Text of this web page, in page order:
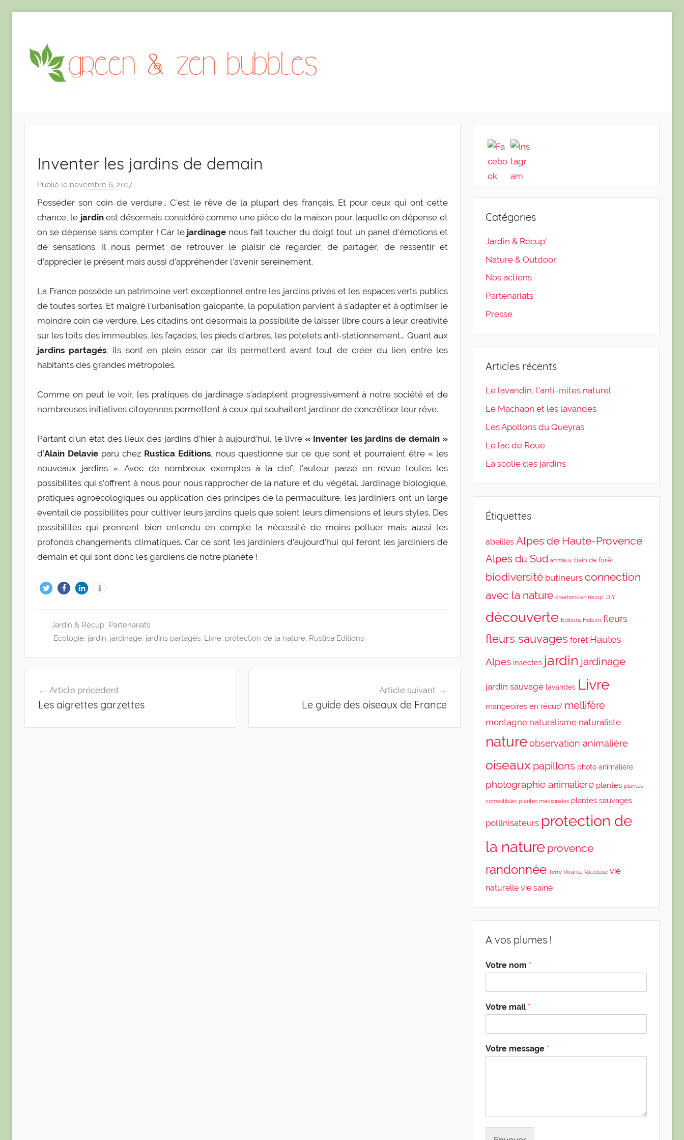
contenu
Inventer les jardins de demain
Publié le novembre 6, 2017
a
o
i
n
e
0
Posséder son coin de verdure… C’est le rêve de la plupart des français. Et pour ceux qui ont cette
chance, le jardinest désormais considéré comme une pièce de la maison pour laquelle on dépense et
on se dépense sans compter ! Car le jardinage nous fait toucher du doigt tout un panel d’émotions et
de sensations. Il nous permet de retrouver le plaisir de regarder, de partager, de ressentir et
d’apprécier le présent mais aussi d’appréhender l’avenir sereinement.
La France possède un patrimoine vert exceptionnel entre les jardins privés et les espaces verts publics
de toutes sortes. Et malgré l’urbanisation galopante, la population parvient à s’adapter et à optimiser le
moindre coin de verdure. Les citadins ont désormais la possibilité de laisser libre cours à leur créativité
sur les toits des immeubles, les façades, les pieds d’arbres, les potelets anti-stationnement… Quant aux
jardins partagés , ils sont en plein essor car ils permettent avant tout de créer du lien entre les
habitants des grandes métropoles.
Comme on peut le voir, les pratiques de jardinage s’adaptent progressivement à notre société et de
nombreuses initiatives citoyennes permettent à ceux qui souhaitent jardiner de concrétiser leur rêve.
Partant d’un état des lieux des jardins d’hier à aujourd’hui, le livre« Inventer les jardins de demain »
d’Alain Delavie paru chez Rustica Editions , nous questionne sur ce que sont et pourraient être « les
nouveaux jardins ». Avec de nombreux exemples à la clef, l’auteur passe en revue toutes les
possibilités qui s’offrent à nous pour nous rapprocher de la nature et du végétal. Jardinage biologique,
pratiques agroécologiques ou application des principes de la permaculture, les jardiniers ont un large
éventail de possibilités pour cultiver leurs jardins quels que soient leurs dimensions et leurs styles. Des
possibilités qui prennent bien entendu en compte la nécessité de moins polluer mais aussi les
profonds changements climatiques. Car ce sont les jardiniers d’aujourd’hui qui feront les jardiniers de
demain et qui sont donc les gardiens de notre planète !
Jardin & Récup', Partenariats
Ecologie, jardin jardinage, jardins partagés, Livre, protection de la nature, Rustica Editions
Navigation
de
l’article
Article précédent
Les aigrettes garzettes
Article suivant
Le guide des oiseaux de France
Catégories
Jardin & Récup'
Nature & Outdoor
Nos actions
Partenariats
Presse
Articles récents
Le lavandin, l’anti-mites naturel
Le Machaon et les lavandes
Les Apollons du Queyras
Le lac de Roue
La scolie des jardins
Étiquettes
abeilles Alpes de Haute-Provence
Alpes du Sud animaux bain de forêt
biodiversité butineurs connection
avec la nature créations en récup' DIY
découverte Editions Hélium fleurs
fleurs sauvages forêt Hautes-
Alpes insectes jardin jardinage
jardin sauvage lavandes Livre
mangeoires en récup' mellifère
montagne naturalisme naturaliste
nature observation animalière
oiseaux papillons photo animalière
photographie animalière plantes plantes
comestibles plantes médicinales plantes sauvages
pollinisateurs protection de
la nature provence
randonnée Terre Vivante Vaucluse vie
naturelle vie saine
A vos plumes !
Votre nom *
Votre mail *
Votre message *